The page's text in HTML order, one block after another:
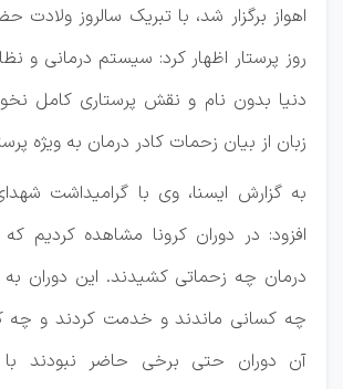
اهواز برگزار شد، با تبریک سالروز
روز پرستار اظهار کرد: سیستم درمانی و
دنیا بدون نام و نقش پرستاری کامل
زبان از بیان زحمات کادر درمان به ویژه
به گزارش ایسنا، وی با گرامیداشت
افزود: در دوران کرونا مشاهده کردیم
درمان چه زحماتی کشیدند. این دوران
چه کسانی ماندند و خدمت کردند و چه
آن دوران حتی برخی حاضر نبودند با